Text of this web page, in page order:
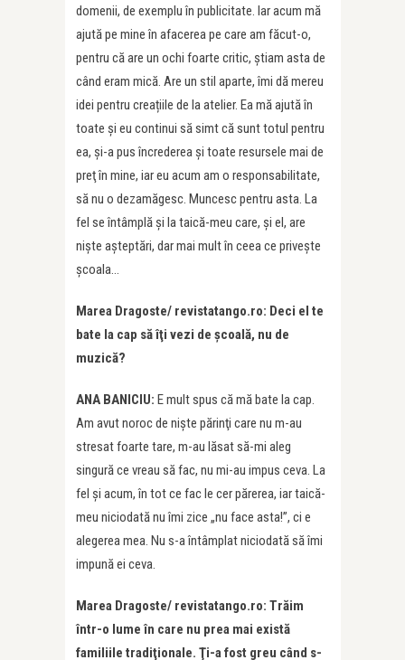
domenii, de exemplu în publicitate. Iar acum mă
ajută pe mine în afacerea pe care am făcut-o,
pentru că are un ochi foarte critic, știam asta de
când eram mică. Are un stil aparte, îmi dă mereu
idei pentru creațiile de la atelier. Ea mă ajută în
toate şi eu continui să simt că sunt totul pentru
ea, şi-a pus încrederea şi toate resursele mai de
preţ în mine, iar eu acum am o responsabilitate,
să nu o dezamăgesc. Muncesc pentru asta. La
fel se întâmplă şi la taică-meu care, și el, are
nişte aşteptări, dar mai mult în ceea ce priveşte
şcoala…
Marea Dragoste/ revistatango.ro: Deci el te
bate la cap să îţi vezi de şcoală, nu de
muzică?
ANA BANICIU: E mult spus că mă bate la cap.
Am avut noroc de nişte părinţi care nu m-au
stresat foarte tare, m-au lăsat să-mi aleg
singură ce vreau să fac, nu mi-au impus ceva. La
fel şi acum, în tot ce fac le cer părerea, iar taică-
meu niciodată nu îmi zice „nu face asta!”, ci e
alegerea mea. Nu s-a întâmplat niciodată să îmi
impună ei ceva.
Marea Dragoste/ revistatango.ro: Trăim
într-o lume în care nu prea mai există
familiile tradiţionale. Ţi-a fost greu când s-